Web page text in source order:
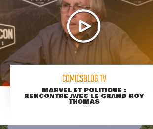
COMICSBLOG TV
MARVEL ET POLITIQUE :
RENCONTRE AVEC LE GRAND ROY
THOMAS